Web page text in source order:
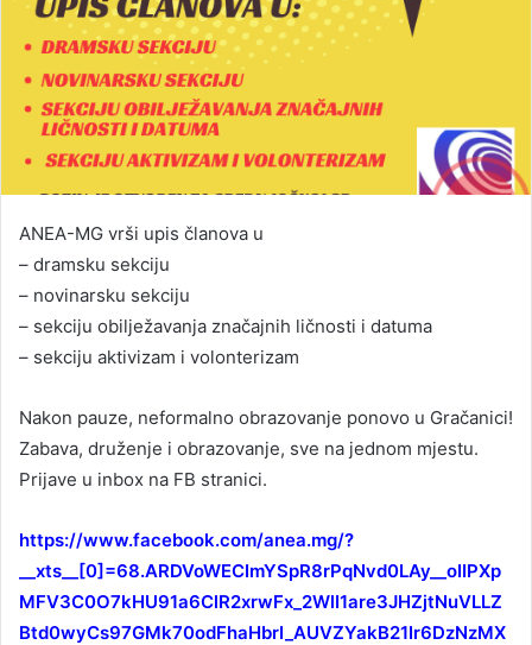
ANEA-MG vrši upis članova u
– dramsku sekciju
– novinarsku sekciju
– sekciju obilježavanja značajnih ličnosti i datuma
– sekciju aktivizam i volonterizam
Nakon pauze, neformalno obrazovanje ponovo u Gračanici!
Zabava, druženje i obrazovanje, sve na jednom mjestu.
Prijave u inbox na FB stranici.
https://www.facebook.com/anea.mg/?
__xts__[0]=68.ARDVoWECImYSpR8rPqNvd0LAy__oIIPXp
MFV3C0O7kHU91a6ClR2xrwFx_2WlI1are3JHZjtNuVLLZ
Btd0wyCs97GMk70odFhaHbrI_AUVZYakB21Ir6DzNzMX